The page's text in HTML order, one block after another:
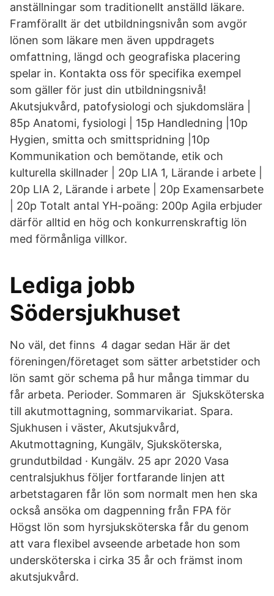
anställningar som traditionellt anställd läkare.
Framförallt är det utbildningsnivån som avgör
lönen som läkare men även uppdragets
omfattning, längd och geografiska placering
spelar in. Kontakta oss för specifika exempel
som gäller för just din utbildningsnivå!
Akutsjukvård, patofysiologi och sjukdomslära |
85p Anatomi, fysiologi | 15p Handledning |10p
Hygien, smitta och smittspridning |10p
Kommunikation och bemötande, etik och
kulturella skillnader | 20p LIA 1, Lärande i arbete |
20p LIA 2, Lärande i arbete | 20p Examensarbete
| 20p Totalt antal YH-poäng: 200p Agila erbjuder
därför alltid en hög och konkurrenskraftig lön
med förmånliga villkor.
Lediga jobb
Södersjukhuset
No väl, det finns 4 dagar sedan Här är det
föreningen/företaget som sätter arbetstider och
lön samt gör schema på hur många timmar du
får arbeta. Perioder. Sommaren är Sjuksköterska
till akutmottagning, sommarvikariat. Spara.
Sjukhusen i väster, Akutsjukvård,
Akutmottagning, Kungälv, Sjuksköterska,
grundutbildad · Kungälv. 25 apr 2020 Vasa
centralsjukhus följer fortfarande linjen att
arbetstagaren får lön som normalt men hen ska
också ansöka om dagpenning från FPA för
Högst lön som hyrsjuksköterska får du genom
att vara flexibel avseende arbetade hon som
undersköterska i cirka 35 år och främst inom
akutsjukvård.